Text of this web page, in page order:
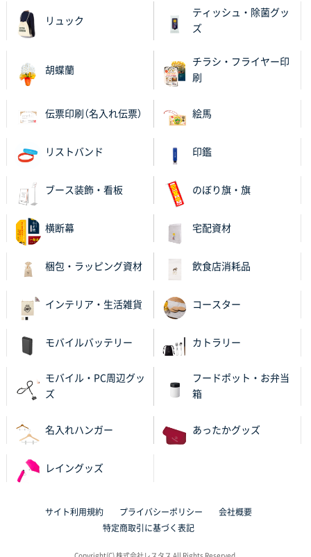
営業ご担当者さまより、ご丁寧なサポートをいただ
き、他のネット印刷サービスよりも安心して購入まで
大阪府V社様
【ポリ袋】特別ご注文ページ 3000枚
昨年利用した時に、納期と金額面でかなり業者さんを
比較して決めさせていただきました。 昨年注文分も、
納期がギリギリだったにも関わらず、丁寧に対応して
対応を頂いており助かっております。
レギュラーのぼり（W600mm×H1800mm）
紹介されたから
大分県Y社様
不織布スクエアトート(A4サイズ)
岡山県K社様
ワンポイントポリ袋 A4サイズ
サイトが見やすい
東京都N社様
リュック
ティッシュ・除菌グッ
ズ
胡蝶蘭
チラシ・フライヤー印
刷
伝票印刷（名入れ伝票） 絵馬
リストバンド 印鑑
ブース装飾・看板 のぼり旗・旗
横断幕 宅配資材
梱包・ラッピング資材 飲食店消耗品
インテリア・生活雑貨 コースター
モバイルバッテリー カトラリー
モバイル・PC周辺グッ
ズ
フードポット・お弁当
箱
名入れハンガー あったかグッズ
レイングッズ
サイト利用規約 プライバシーポリシー
会社概要
特定商取引に基づく表記